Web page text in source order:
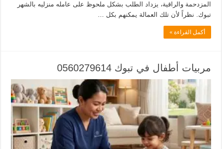
المزدحمة والراقية، يزداد الطلب بشكل ملحوظ على عامله منزليه بالشهر
تبوك. نظراً لأن تلك العمالة يمكنهم بكل …
أكمل القراءة »
مربيات أطفال في تبوك 0560279614